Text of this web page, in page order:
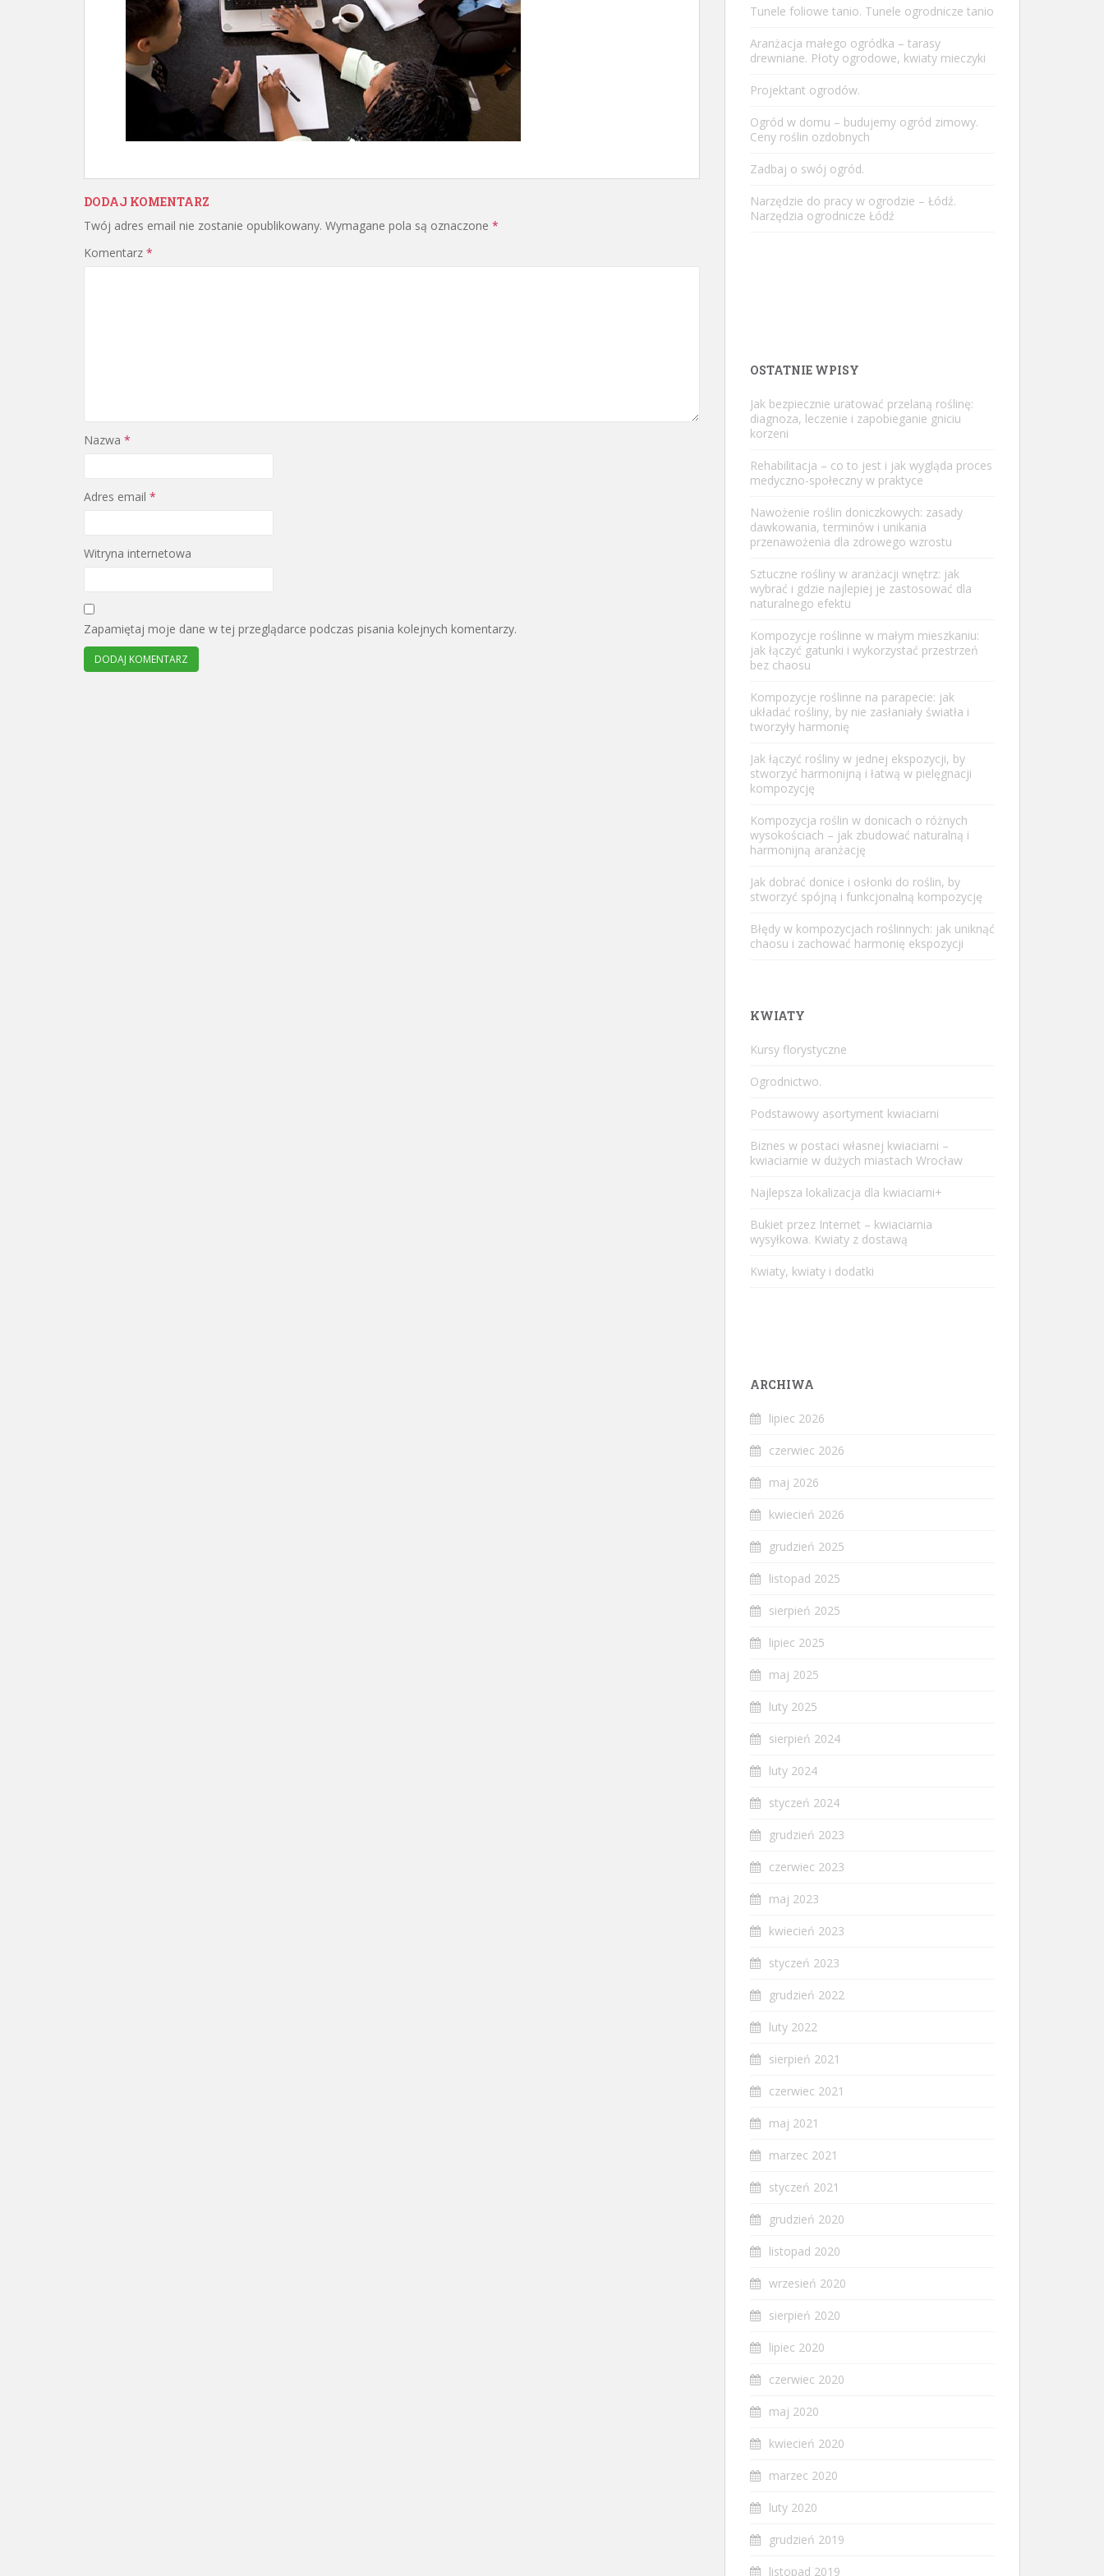
DODAJ KOMENTARZ
Twój adres email nie zostanie opublikowany. Wymagane pola są oznaczone *
Komentarz *
Nazwa *
Adres email *
Witryna internetowa
Zapamiętaj moje dane w tej przeglądarce podczas pisania kolejnych komentarzy.
Tunele foliowe tanio. Tunele ogrodnicze tanio
Aranżacja małego ogródka – tarasy
drewniane. Płoty ogrodowe, kwiaty mieczyki
Projektant ogrodów.
Ogród w domu – budujemy ogród zimowy.
Ceny roślin ozdobnych
Zadbaj o swój ogród.
Narzędzie do pracy w ogrodzie – Łódź.
Narzędzia ogrodnicze Łódź
OSTATNIE WPISY
Jak bezpiecznie uratować przelaną roślinę:
diagnoza, leczenie i zapobieganie gniciu
korzeni
Rehabilitacja – co to jest i jak wygląda proces
medyczno-społeczny w praktyce
Nawożenie roślin doniczkowych: zasady
dawkowania, terminów i unikania
przenawożenia dla zdrowego wzrostu
Sztuczne rośliny w aranżacji wnętrz: jak
wybrać i gdzie najlepiej je zastosować dla
naturalnego efektu
Kompozycje roślinne w małym mieszkaniu:
jak łączyć gatunki i wykorzystać przestrzeń
bez chaosu
Kompozycje roślinne na parapecie: jak
układać rośliny, by nie zasłaniały światła i
tworzyły harmonię
Jak łączyć rośliny w jednej ekspozycji, by
stworzyć harmonijną i łatwą w pielęgnacji
kompozycję
Kompozycja roślin w donicach o różnych
wysokościach – jak zbudować naturalną i
harmonijną aranżację
Jak dobrać donice i osłonki do roślin, by
stworzyć spójną i funkcjonalną kompozycję
Błędy w kompozycjach roślinnych: jak uniknąć
chaosu i zachować harmonię ekspozycji
KWIATY
Kursy florystyczne
Ogrodnictwo.
Podstawowy asortyment kwiaciarni
Biznes w postaci własnej kwiaciarni –
kwiaciarnie w dużych miastach Wrocław
Najlepsza lokalizacja dla kwiaciarni+
Bukiet przez Internet – kwiaciarnia
wysyłkowa. Kwiaty z dostawą
Kwiaty, kwiaty i dodatki
ARCHIWA
lipiec 2026
czerwiec 2026
maj 2026
kwiecień 2026
grudzień 2025
listopad 2025
sierpień 2025
lipiec 2025
maj 2025
luty 2025
sierpień 2024
luty 2024
styczeń 2024
grudzień 2023
czerwiec 2023
maj 2023
kwiecień 2023
styczeń 2023
grudzień 2022
luty 2022
sierpień 2021
czerwiec 2021
maj 2021
marzec 2021
styczeń 2021
grudzień 2020
listopad 2020
wrzesień 2020
sierpień 2020
lipiec 2020
czerwiec 2020
maj 2020
kwiecień 2020
marzec 2020
luty 2020
grudzień 2019
listopad 2019